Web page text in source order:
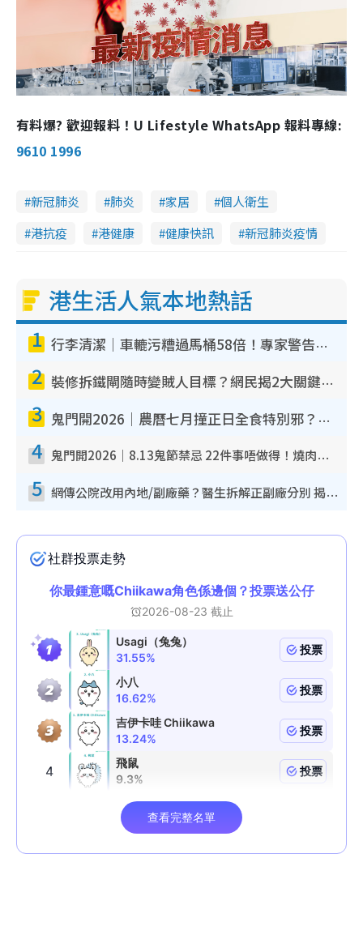
有料爆? 歡迎報料！U Lifestyle WhatsApp 報料專線:
9610 1996
新冠肺炎 肺炎 家居
個人衛生
港抗疫
港健康 健康快訊 新冠肺炎疫情
港生活人氣本地熱話
1 行李清潔｜車轆污糟過馬桶58倍！專家警告忌用酒精抹 教1招免污手除菌
2 裝修拆鐵閘隨時變賊人目標？網民揭2大關鍵用途：裝新式等於白裝？附新舊鐵閘分別
3 鬼門開2026｜農曆七月撞正日全食特別邪？專家警告切忌做一事！揭4大禁忌+2招保平安
4 鬼門開2026｜8.13鬼節禁忌 22件事唔做得！燒肉、刺身要少食？半夜勿吹口哨/打呢個電話
5 網傳公院改用內地/副廠藥？醫生拆解正副廠分別 揭4類人換藥隨時出事